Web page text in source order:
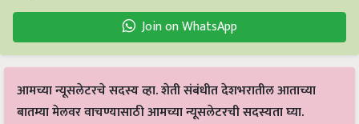
Join on WhatsApp
आमच्या न्यूसलेटरचे सदस्य व्हा. शेती संबंधीत देशभरातील आताच्या
बातम्या मेलवर वाचण्यासाठी आमच्या न्यूसलेटरची सदस्यता घ्या.